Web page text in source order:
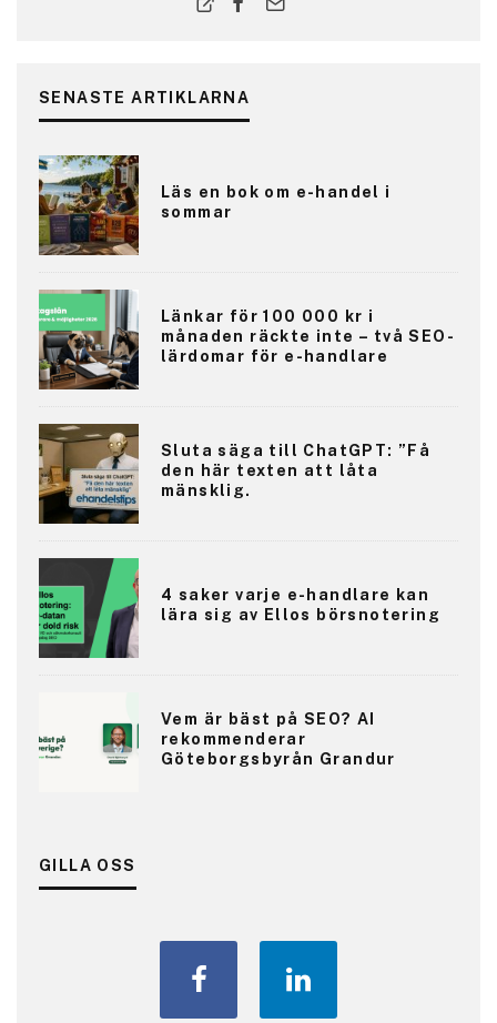
SENASTE ARTIKLARNA
Läs en bok om e-handel i
sommar
Länkar för 100 000 kr i
månaden räckte inte – två SEO-
lärdomar för e-handlare
Sluta säga till ChatGPT: ”Få
den här texten att låta
mänsklig.
4 saker varje e-handlare kan
lära sig av Ellos börsnotering
Vem är bäst på SEO? AI
rekommenderar
Göteborgsbyrån Grandur
GILLA OSS